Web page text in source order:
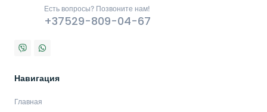
Есть вопросы? Позвоните нам!
+37529-809-04-67
Навигация
Главная